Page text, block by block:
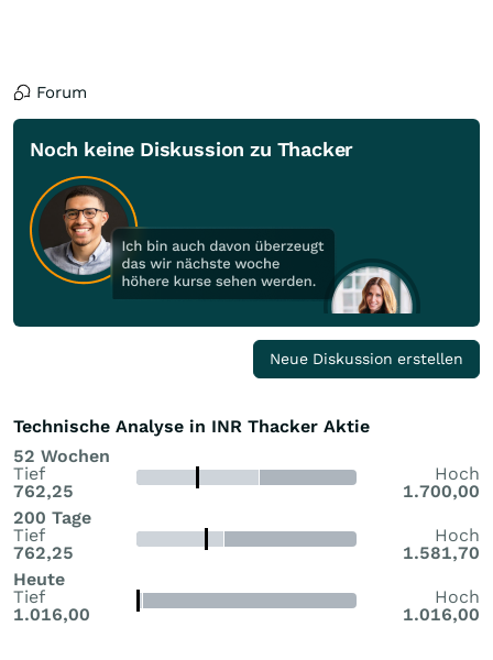
Forum
Noch keine Diskussion zu Thacker
Neue Diskussion erstellen
Technische Analyse in INR Thacker Aktie
52 Wochen
Tief
762,25
Hoch
1.700,00
200 Tage
Tief
762,25
Hoch
1.581,70
Heute
Tief
1.016,00
Hoch
1.016,00